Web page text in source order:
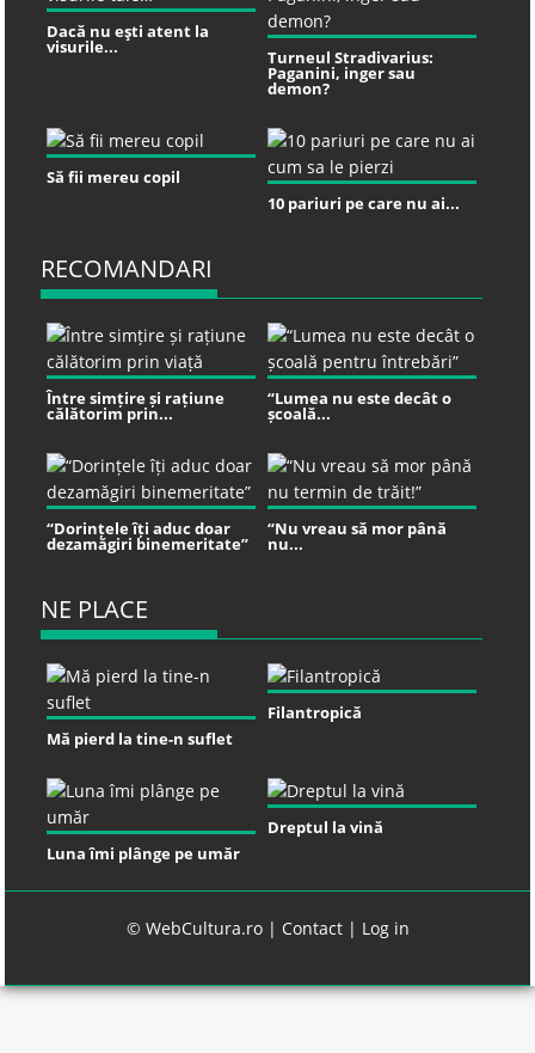
Dacă nu eşti atent la
visurile... Turneul Stradivarius:
Paganini, inger sau
demon?
Să fii mereu copil
10 pariuri pe care nu ai...
RECOMANDARI
Între simțire și rațiune
călătorim prin...
“Lumea nu este decât o
școală...
“Dorințele îți aduc doar
dezamăgiri binemeritate”
“Nu vreau să mor până
nu...
NE PLACE
Mă pierd la tine-n suflet
Filantropică
Luna îmi plânge pe umăr
Dreptul la vină
© WebCultura.ro | Contact| Log in